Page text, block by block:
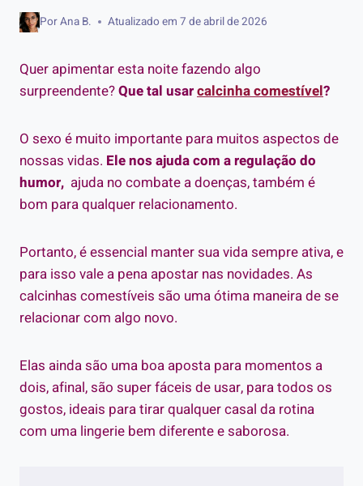
PorAna B. Atualizado em 7 de abril de 2026
Quer apimentar esta noite fazendo algo
surpreendente?Que tal usarcalcinha comestível?
O sexo é muito importante para muitos aspectos de
nossas vidas. Ele nos ajuda com a regulação do
humor, ajuda no combate a doenças, também é
bom para qualquer relacionamento.
Portanto, é essencial manter sua vida sempre ativa, e
para isso vale a pena apostar nas novidades. As
calcinhas comestíveis são uma ótima maneira de se
relacionar com algo novo.
Elas ainda são uma boa aposta para momentos a
dois, afinal, são super fáceis de usar, para todos os
gostos, ideais para tirar qualquer casal da rotina
com uma lingerie bem diferente e saborosa.